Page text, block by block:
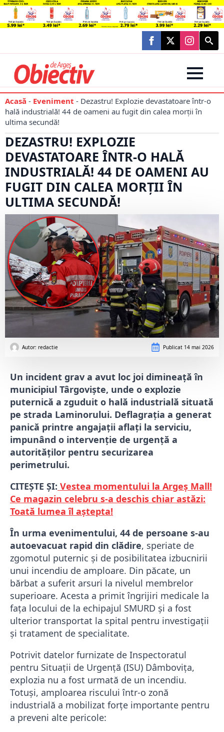
Search
for:
Acasă - Eveniment - Dezastru! Explozie devastatoare într-o
hală industrială! 44 de oameni au fugit din calea morții în
ultima secundă!
DEZASTRU! EXPLOZIE
DEVASTATOARE ÎNTR-O HALĂ
INDUSTRIALĂ! 44 DE OAMENI AU
FUGIT DIN CALEA MORȚII ÎN
ULTIMA SECUNDĂ!
Autor: redactie Publicat 14 mai 2026
Un incident grav a avut loc joi dimineață în
municipiul Târgoviște, unde o explozie
puternică a zguduit o hală industrială situată
pe strada Laminorului. Deflagrația a generat
panică printre angajații aflați la serviciu,
impunând o intervenție de urgență a
autorităților pentru securizarea
perimetrului.
CITEȘTE ȘI: Vestea momentului la Argeș Mall!
Ce magazin celebru s-a deschis chiar astăzi:
Toată lumea îl aștepta!
În urma evenimentului, 44 de persoane s-au
autoevacuat rapid din clădire, speriate de
zgomotul puternic și de posibilitatea izbucnirii
unui incendiu de amploare. Din păcate, un
bărbat a suferit arsuri la nivelul membrelor
superioare. Acesta a primit îngrijiri medicale la
fața locului de la echipajul SMURD și a fost
ulterior transportat la spital pentru investigații
și tratament de specialitate.
Potrivit datelor furnizate de Inspectoratul
pentru Situații de Urgență (ISU) Dâmbovița,
explozia nu a fost urmată de un incendiu.
Totuși, amploarea riscului într-o zonă
industrială a mobilizat forțe importante pentru
a preveni alte pericole: